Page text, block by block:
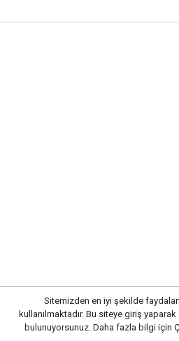
Etiketler :
Bahşılı Haberleri
Sitemizden en iyi şekilde
kullanılmaktadır. Bu siteye giriş
bulunuyorsunuz. Daha fazla bilgi için